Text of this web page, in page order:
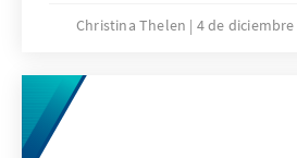
diese noch bis vor wenigen
Internationalität in der
Wissenstreiber und
spätestens seit dem Überfall
Christina Thelen 4 de diciembre